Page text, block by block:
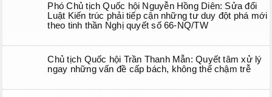
Phó Chủ tịch Quốc hội Nguyễn Hồng Diên: Sửa đổi
Luật Kiến trúc phải tiếp cận những tư duy đột phá mới
theo tinh thần Nghị quyết số 66-NQ/TW
Chủ tịch Quốc hội Trần Thanh Mẫn: Quyết tâm xử lý
ngay những vấn đề cấp bách, không thể chậm trễ